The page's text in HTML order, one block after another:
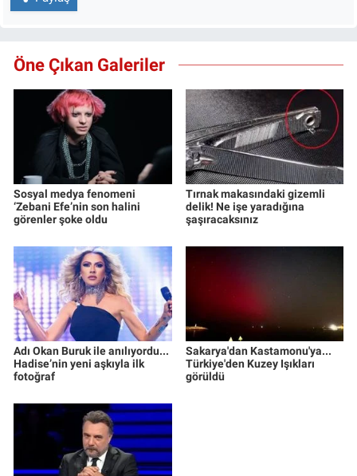
Öne Çıkan Galeriler
Sosyal medya fenomeni
‘Zebani Efe’nin son halini
görenler şoke oldu
Tırnak makasındaki gizemli
delik! Ne işe yaradığına
şaşıracaksınız
Adı Okan Buruk ile anılıyordu...
Hadise’nin yeni aşkıyla ilk
fotoğraf
Sakarya'dan Kastamonu'ya...
Türkiye'den Kuzey Işıkları
görüldü